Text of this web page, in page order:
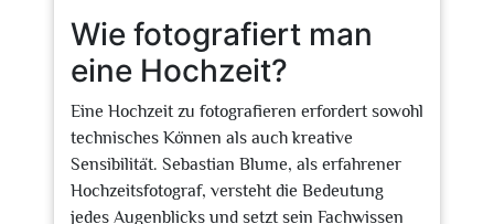
Wie fotografiert man
eine Hochzeit?
Eine Hochzeit zu fotografieren erfordert sowohl
technisches Können als auch kreative
Sensibilität. Sebastian Blume, als erfahrener
Hochzeitsfotograf, versteht die Bedeutung
jedes Augenblicks und setzt sein Fachwissen